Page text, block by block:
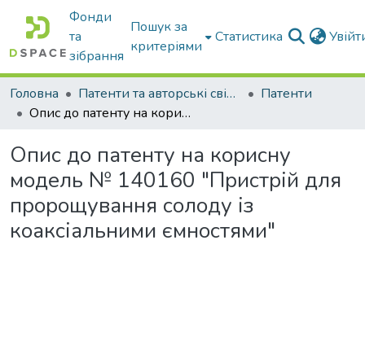
Фонди
та
зібрання
Пошук за
критеріями
Статистика
Головна Патенти та авторські свідоцтва
Патенти
Опис до патенту на корисну модель № 140160 "Пристрій для пророщування солоду із коаксіальними ємностями"
Опис до патенту на корисну
модель № 140160 "Пристрій для
пророщування солоду із
коаксіальними ємностями"